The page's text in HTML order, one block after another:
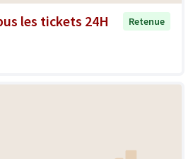
les tickets 24H
Retenue